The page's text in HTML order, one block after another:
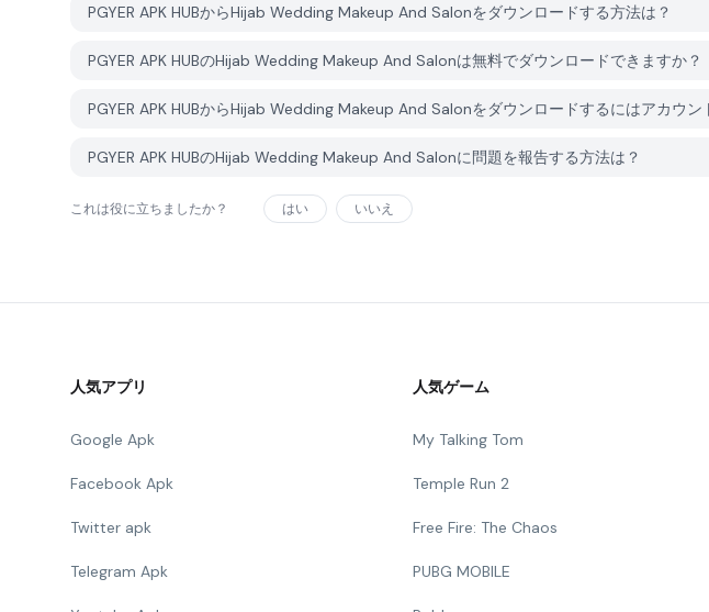
PGYER APK HUBからHijab Wedding Makeup And Salonをダウンロードする方法は？
PGYER APK HUBのHijab Wedding Makeup And Salonは無料でダウンロードできますか？
PGYER APK HUBからHijab Wedding Makeup And Salonをダウンロードするにはアカウン
PGYER APK HUBのHijab Wedding Makeup And Salonに問題を報告する方法は？
これは役に立ちましたか？ はい いいえ
人気アプリ
Google Apk
Facebook Apk
Twitter apk
Telegram Apk
人気ゲーム
My Talking Tom
Temple Run 2
Free Fire: The Chaos
PUBG MOBILE